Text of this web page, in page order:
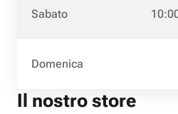
Sabato
Domenica
Il nostro store